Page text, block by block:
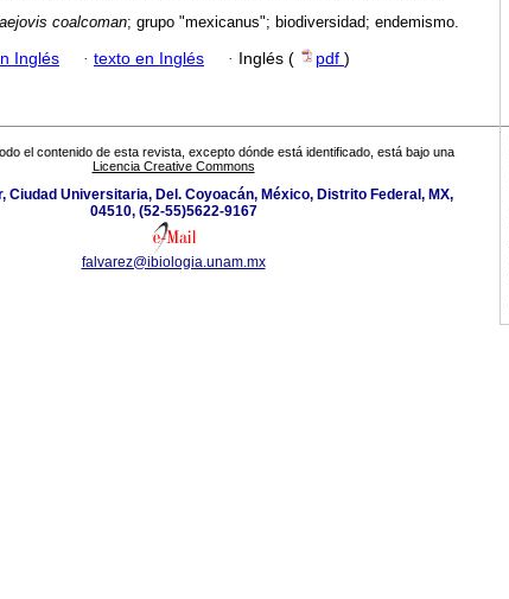
coalcoman; grupo "mexicanus"; biodiversidad; endemismo.
Inglés · texto en Inglés · Inglés ( pdf )
el contenido de esta revista, excepto dónde está identificado, está bajo una
Licencia Creative Commons
Ciudad Universitaria, Del. Coyoacán, México, Distrito Federal, MX,
04510, (52-55)5622-9167
falvarez@ibiologia.unam.mx